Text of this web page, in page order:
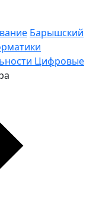
Барышский
Цифровые